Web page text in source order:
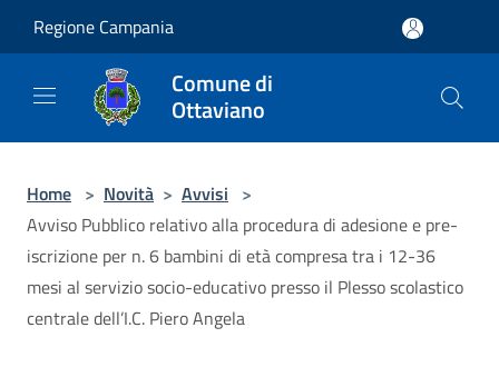
Regione Campania
Comune di
Ottaviano
Home > Novità > Avvisi >
Avviso Pubblico relativo alla procedura di adesione e pre-
iscrizione per n. 6 bambini di età compresa tra i 12-36
mesi al servizio socio-educativo presso il Plesso scolastico
centrale dell’I.C. Piero Angela